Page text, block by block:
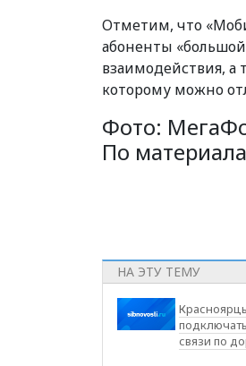
Отметим, что
абоненты
взаимодействия, а
которому можно
Фото:
По
НА ЭТУ ТЕМУ
связи по